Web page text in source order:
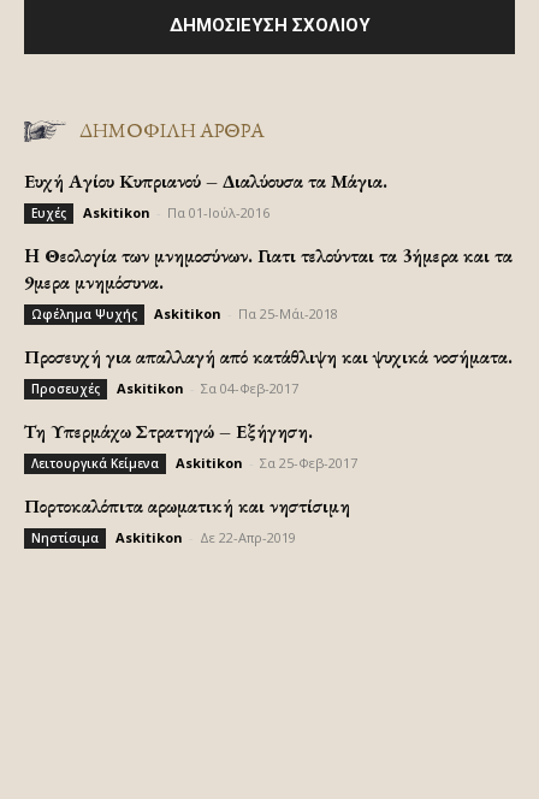
ΔΗΜΟΦΙΛΗ ΑΡΘΡΑ
Ευχή Αγίου Κυπριανού – Διαλύουσα τα Μάγια.
Ευχές Askitikon Πα 01-Ιούλ-2016
H Θεολογία των μνημοσύνων. Γιατι τελούνται τα 3ήμερα και τα
9μερα μνημόσυνα.
Ωφέλημα Ψυχής Askitikon Πα 25-Μάι-2018
Προσευχή για απαλλαγή από κατάθλιψη και ψυχικά νοσήματα.
Προσευχές Askitikon Σα 04-Φεβ-2017
Τη Υπερμάχω Στρατηγώ – Εξήγηση.
Λειτουργικά Κείμενα Askitikon Σα 25-Φεβ-2017
Πορτοκαλόπιτα αρωματική και νηστίσιμη
Νηστίσιμα Askitikon Δε 22-Απρ-2019